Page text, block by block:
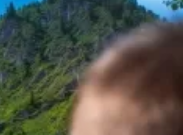
информация
прославившие Алтай
и буклеты